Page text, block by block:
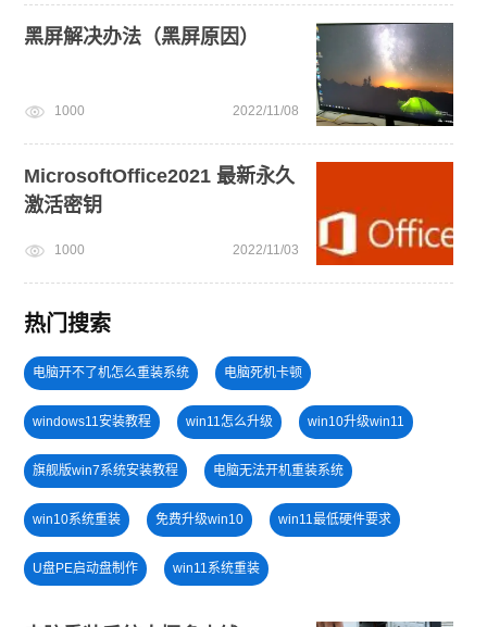
黑屏解决办法（黑屏原因）
1000 2022/11/08
MicrosoftOffice2021 最新永久
激活密钥
1000 2022/11/03
热门搜索
电脑开不了机怎么重装系统 电脑死机卡顿
windows11安装教程 win11怎么升级 win10升级win11
旗舰版win7系统安装教程 电脑无法开机重装系统
win10系统重装 免费升级win10 win11最低硬件要求
U盘PE启动盘制作 win11系统重装